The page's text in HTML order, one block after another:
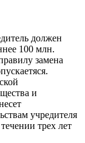
должен
100 млн.
замена
и
учредителя
трех лет